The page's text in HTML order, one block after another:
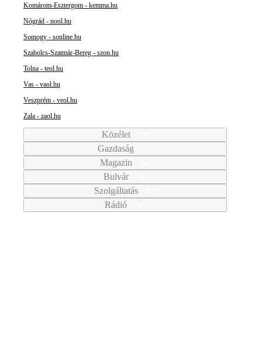
Komárom-Esztergom - kemma.hu
Nógrád - nool.hu
Somogy - sonline.hu
Szabolcs-Szatmár-Bereg - szon.hu
Tolna - teol.hu
Vas - vaol.hu
Veszprém - veol.hu
Zala - zaol.hu
Közélet
Gazdaság
Magazin
Bulvár
Szolgáltatás
Rádió